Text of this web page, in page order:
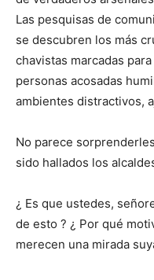
Las pesquisas de
se descubren los más
chavistas marcadas
personas acosadas
ambientes distractivos,
No parece
sido hallados los
¿ Es que ustedes,
de esto ? ¿ Por qué
merecen una mirada